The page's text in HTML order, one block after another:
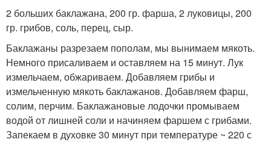
2 больших баклажана, 200 гр. фарша, 2 луковицы, 200
гр. грибов, соль, перец, сыр.
Баклажаны разрезаем пополам, мы вынимаем мякоть.
Немного присаливаем и оставляем на 15 минут. Лук
измельчаем, обжариваем. Добавляем грибы и
измельченную мякоть баклажанов. Добавляем фарш,
солим, перчим. Баклажановые лодочки промываем
водой от лишней соли и начиняем фаршем с грибами.
Запекаем в духовке 30 минут при температуре ~ 220 с